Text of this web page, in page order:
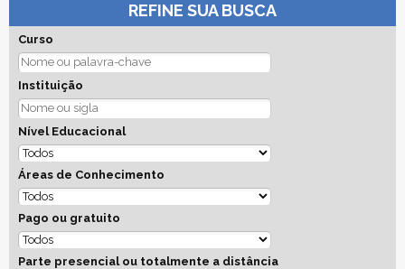
REFINE SUA BUSCA
Curso
Instituição
Nível Educacional
Áreas de Conhecimento
Pago ou gratuito
Parte presencial ou totalmente a distância